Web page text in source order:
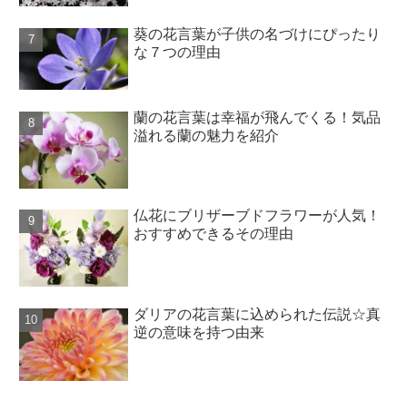
葵の花言葉が子供の名づけにぴったり
な７つの理由
蘭の花言葉は幸福が飛んでくる！気品
溢れる蘭の魅力を紹介
仏花にブリザーブドフラワーが人気！
おすすめできるその理由
ダリアの花言葉に込められた伝説☆真
逆の意味を持つ由来